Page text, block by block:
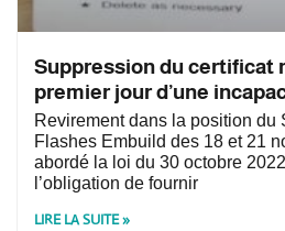
Suppression du certificat
premier jour d’une
Revirement dans la position du
Flashes Embuild des 18 et 21
abordé la loi du 30 octobre
l’obligation de fournir
LIRE LA SUITE »